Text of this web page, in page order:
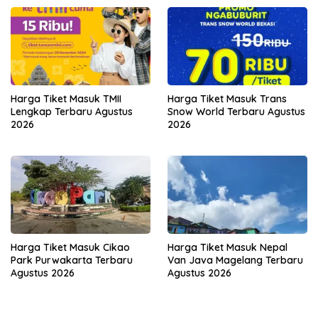
Harga Tiket Masuk TMII
Lengkap Terbaru Agustus
2026
Harga Tiket Masuk Trans
Snow World Terbaru Agustus
2026
Harga Tiket Masuk Cikao
Park Purwakarta Terbaru
Agustus 2026
Harga Tiket Masuk Nepal
Van Java Magelang Terbaru
Agustus 2026